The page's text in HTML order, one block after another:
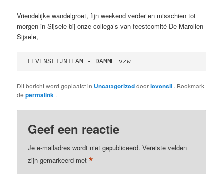
Vriendelijke wandelgroet, fijn weekend verder en misschien tot
morgen in Sijsele bij onze collega’s van feestcomité De Marollen
Sijsele,
LEVENSLIJNTEAM - DAMME vzw
Dit bericht werd geplaatst in Uncategorizeddoorlevensli . Bookmark
depermalink .
Geef een reactie
Je e-mailadres wordt niet gepubliceerd. Vereiste velden
zijn gemarkeerd met*